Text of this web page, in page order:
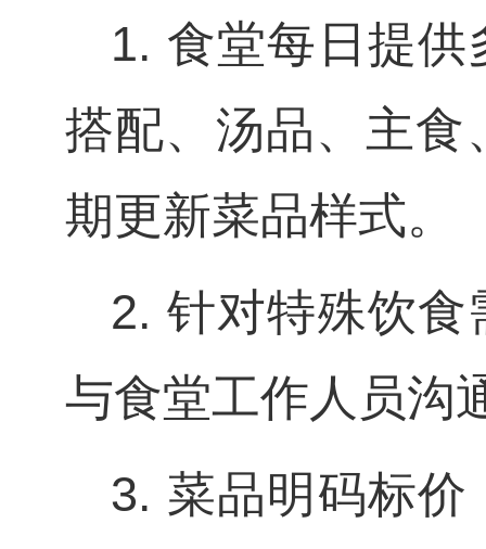
1. 食堂每日提
搭配、汤品、主食
期更新菜品样式。
2. 针对特殊饮
与食堂工作人员沟
3. 菜品明码标